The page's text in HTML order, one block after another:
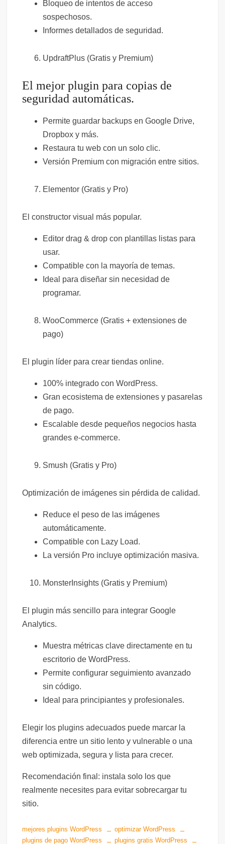
Bloqueo de intentos de acceso
sospechosos.
Informes detallados de seguridad.
UpdraftPlus (Gratis y Premium)
El mejor plugin para copias de
seguridad automáticas.
Permite guardar backups en Google Drive,
Dropbox y más.
Restaura tu web con un solo clic.
Versión Premium con migración entre sitios.
Elementor (Gratis y Pro)
El constructor visual más popular.
Editor drag & drop con plantillas listas para
usar.
Compatible con la mayoría de temas.
Ideal para diseñar sin necesidad de
programar.
WooCommerce (Gratis + extensiones de
pago)
El plugin líder para crear tiendas online.
100% integrado con WordPress.
Gran ecosistema de extensiones y pasarelas
de pago.
Escalable desde pequeños negocios hasta
grandes e-commerce.
Smush (Gratis y Pro)
Optimización de imágenes sin pérdida de calidad.
Reduce el peso de las imágenes
automáticamente.
Compatible con Lazy Load.
La versión Pro incluye optimización masiva.
MonsterInsights (Gratis y Premium)
El plugin más sencillo para integrar Google
Analytics.
Muestra métricas clave directamente en tu
escritorio de WordPress.
Permite configurar seguimiento avanzado
sin código.
Ideal para principiantes y profesionales.
Elegir los plugins adecuados puede marcar la
diferencia entre un sitio lento y vulnerable o una
web optimizada, segura y lista para crecer.
Recomendación final: instala solo los que
realmente necesites para evitar sobrecargar tu
sitio.
mejores plugins WordPress
optimizar WordPress
plugins de pago WordPress
plugins gratis WordPress